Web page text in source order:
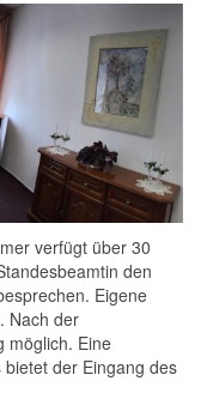
verfügt über 30
den
Eigene
Nach der
möglich. Eine
der Eingang des